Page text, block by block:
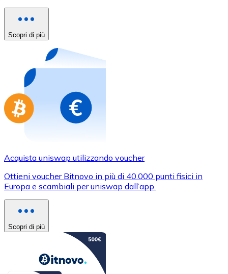
Acquista con carta
Acquista gift card dei tuoi marchi preferiti con
Vai al negozio di carte regalo
Scopri di più
Acquista uniswap utilizzando voucher
Ottieni voucher Bitnovo in più di 40.000 punti fisici in
Europa e scambiali per uniswap dall’app.
Scopri di più